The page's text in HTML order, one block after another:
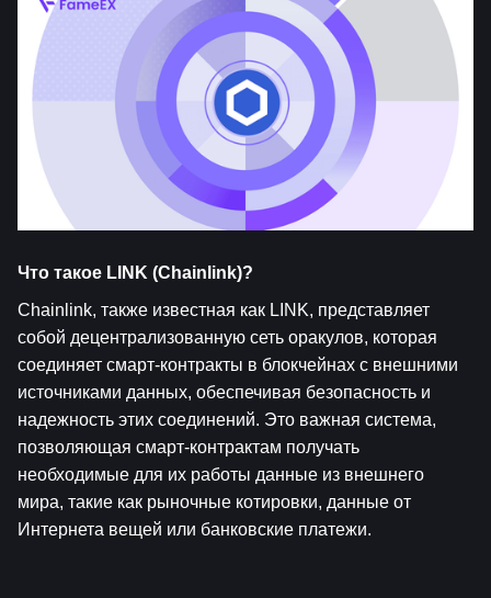
Что такое LINK (Chainlink)?
Chainlink, также известная как LINK, представляет
собой децентрализованную сеть оракулов, которая
соединяет смарт-контракты в блокчейнах с внешними
источниками данных, обеспечивая безопасность и
надежность этих соединений. Это важная система,
позволяющая смарт-контрактам получать
необходимые для их работы данные из внешнего
мира, такие как рыночные котировки, данные от
Интернета вещей или банковские платежи.